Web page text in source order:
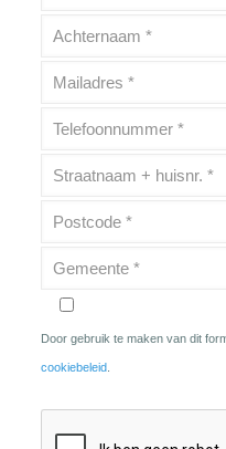
Door gebruik te maken van dit
cookiebeleid.